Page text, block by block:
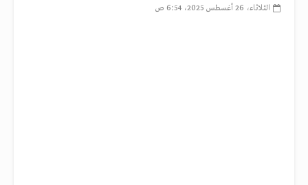
الثلاثاء، 26 أغسطس 2025، 6:54 ص